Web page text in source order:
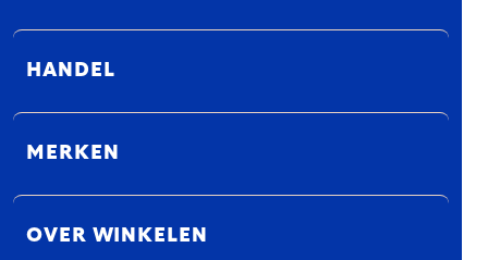
HANDEL
MERKEN
OVER WINKELEN